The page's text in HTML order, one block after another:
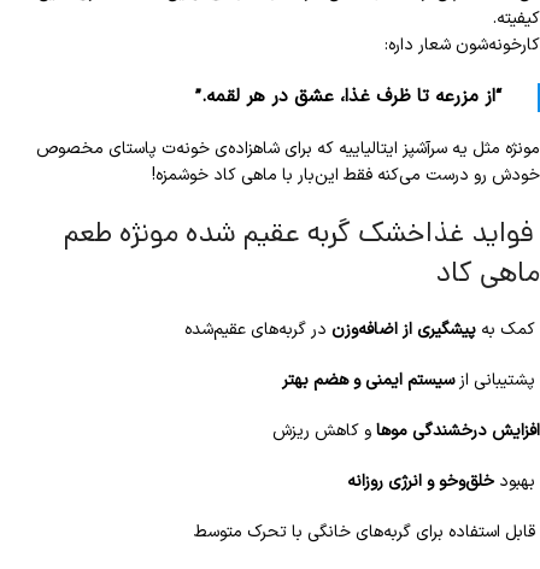
کیفیته.
کارخونه‌شون شعار داره:
“از مزرعه تا ظرف غذا، عشق در هر لقمه.”
مونژه مثل یه سرآشپز ایتالیاییه که برای شاهزاده‌ی خونه‌ت پاستای مخصوص
خودش رو درست می‌کنه فقط این‌بار با ماهی کاد خوشمزه!
فواید غذاخشک گربه عقیم شده مونژه طعم
ماهی کاد
کمک به پیشگیری از اضافه‌وزن در گربه‌های عقیم‌شده
پشتیبانی ازسیستم ایمنی و هضم بهتر
افزایش درخشندگی موهاو کاهش ریزش
بهبود خلق‌وخو و انرژی روزانه
قابل استفاده برای گربه‌های خانگی با تحرک متوسط